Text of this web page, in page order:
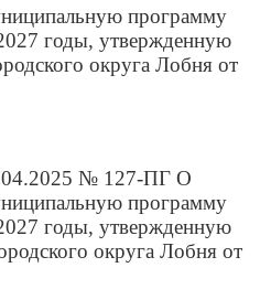
программу
годы, утвержденную
округа Лобня от
№ 127-ПГ О
программу
годы, утвержденную
округа Лобня от